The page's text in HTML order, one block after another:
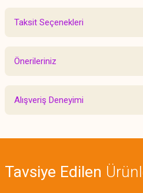
Taksit Seçenekleri
Önerileriniz
Bu ürünün fiyat bilgisi, resim, ürün
yetersiz gördüğünüz noktaları öneri
Ürün açıklamasında eksik bilgiler
Alışveriş Deneyimi
Tavsiye Edilen